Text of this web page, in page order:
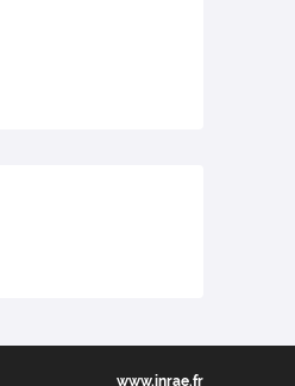
www.inrae.fr